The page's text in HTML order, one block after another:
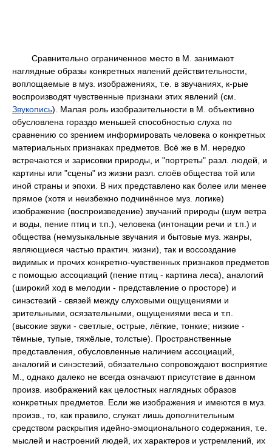
Сравнительно ограниченное место в М. занимают
наглядные образы конкретных явлений действительности,
воплощаемые в муз. изображениях, т.е. в звучаниях, к-рые
воспроизводят чувственные признаки этих явлений (см.
Звукопись). Малая роль изобразительности в М. объективно
обусловлена гораздо меньшей способностью слуха по
сравнению со зрением информировать человека о конкретных
материальных признаках предметов. Всё же в М. нередко
встречаются и зарисовки природы, и "портреты" разл. людей, и
картины или "сцены" из жизни разл. слоёв общества той или
иной страны и эпохи. В них представлено как более или менее
прямое (хотя и неизбежно подчинённое муз. логике)
изображение (воспроизведение) звучаний природы (шум ветра
и воды, пение птиц и т.п.), человека (интонации речи и т.п.) и
общества (немузыкальные звучания и бытовые муз. жанры,
являющиеся частью практич. жизни), так и воссоздание
видимых и прочих конкретно-чувственных признаков предметов
с помощью ассоциаций (пение птиц - картина леса), аналогий
(широкий ход в мелодии - представление о просторе) и
синэстезий - связей между слуховыми ощущениями и
зрительными, осязательными, ощущениями веса и т.п.
(высокие звуки - светлые, острые, лёгкие, тонкие; низкие -
тёмные, тупые, тяжёлые, толстые). Пространственные
представления, обусловленные наличием ассоциаций,
аналогий и синэстезий, обязательно сопровождают восприятие
М., однако далеко не всегда означают присутствие в данном
произв. изображений как целостных наглядных образов
конкретных предметов. Если же изображения и имеются в муз.
произв., то, как правило, служат лишь дополнительным
средством раскрытия идейно-эмоционального содержания, т.е.
мыслей и настроений людей, их характеров и устремлений, их